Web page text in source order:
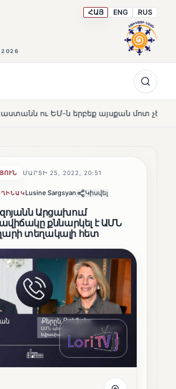
ՀԱՅ ENG RUS
այսքան մոտ չեն եղել» HOT
ՄԱՐՏԻ 25, 2022, 20:51
Lusine Sargsyan Կիսվել
Արցախում
քննարկել է ԱՄՆ
տեղակալի հետ